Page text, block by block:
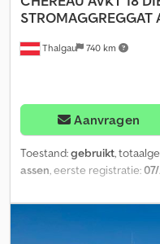
Thalgau 740 km
STROMAGGREGGAT
Aanvragen
Toestand:gebruikt,
assen , eerste registratie:
Bouwjaar:2005, Uitrusting: